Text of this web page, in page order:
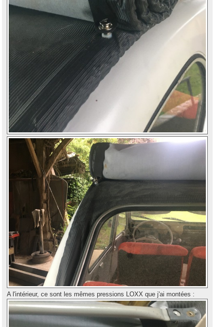
A l'intérieur, ce sont les mêmes pressions LOXX que j'ai montées :